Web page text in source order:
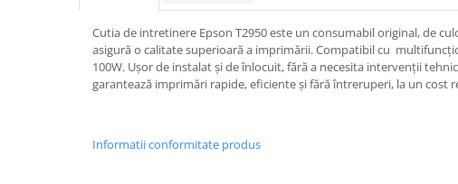
Filament imprimanta 3D
Laptopuri / notebookuri
Laptopuri gaming
Laptop-uri 2 in 1
Cutia de intretinere Epson T2950 este un consumabil original, de
asigură o calitate superioară a imprimării. Compatibil cu
100W. Ușor de instalat și de înlocuit, fără a necesita intervenții
garantează imprimări rapide, eficiente și fără întreruperi, la un cost
Informatii conformitate produs